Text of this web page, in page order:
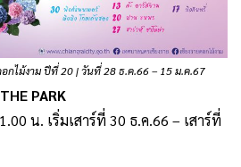
กไม้งาม ปีที่ 20 | วันที่ 28 ธ.ค.66 – 15 ม.ค.67
PARK
น. เริ่มเสาร์ที่ 30 ธ.ค.66 – เสาร์ที่